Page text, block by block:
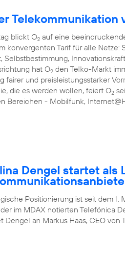
Telekommunikation
blickt O2 auf eine
konvergenten Tarif für alle
Selbstbestimmung,
hat O2 den Telko-Markt
fairer und preisleistungsstarker
die es werden wollen, feiert O2
Bereichen - Mobilfunk,
Dengel startet als
Positionierung ist seit dem 1.
im MDAX notierten Telefónica
Dengel an Markus Haas, CEO von